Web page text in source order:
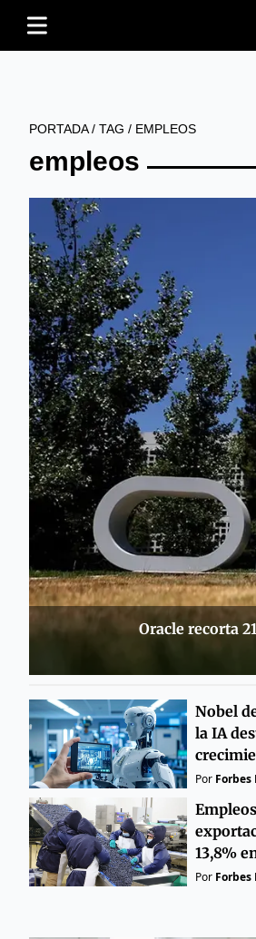
PORTADA/ TAG / EMPLEOS
empleos
Oracle recorta
Nobel
la IA
Por Forbes
13,8%
Por Forbes